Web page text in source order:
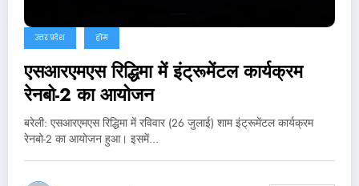
उत्तर प्रदेश होम
एसआरएमएस रिद्धिमा में इंट्रूमेंटल कार्यक्रम
रेनबो-2 का आयोजन
बरेली: एसआरएमएस रिद्धिमा में रविवार (26 जुलाई) शाम इंट्रूमेंटल कार्यक्रम
रेनबो-2 का आयोजन हुआ। इसमें…